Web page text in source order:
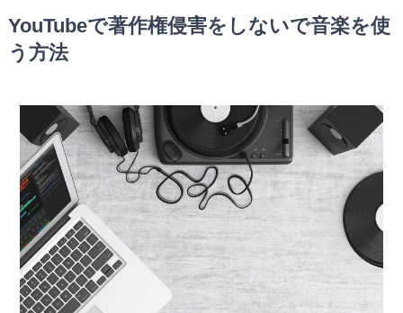
YouTubeで著作権侵害をしないで音楽を使
う方法